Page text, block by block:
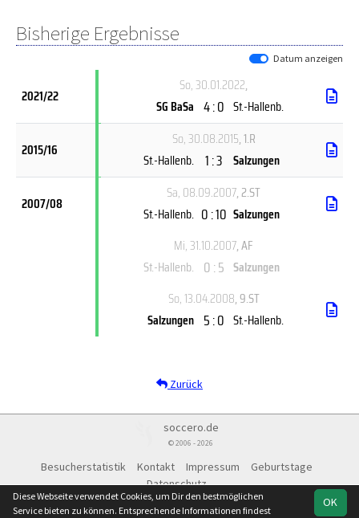
Bisherige Ergebnisse
Datum anzeigen
2021/22
So, 30.01.2022,
SG BaSa 4 : 0 St.-Hallenb.
2015/16
So, 30.08.2015, 1.R
St.-Hallenb. 1 : 3 Salzungen
2007/08
Sa, 08.09.2007, 2.ST
St.-Hallenb. 0 : 10 Salzungen
Mi, 31.10.2007, AF
St.-Hallenb. 0 : 5 Salzungen
So, 13.04.2008, 9.ST
Salzungen 5 : 0 St.-Hallenb.
Zurück
soccero.de
© 2006 - 2026
Besucherstatistik Kontakt Impressum
Geburtstage
Datenschutz
OK
Diese Webseite verwendet Cookies, um Dir den bestmöglichen
Service bieten zu können. Entsprechende Informationen findest